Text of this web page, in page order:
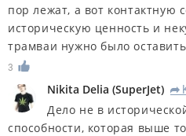
пор лежат, а вот контактную
историческую ценность и
трамваи нужно было
3
Nikita Delia (SuperJet) R
Дело не в
способности, которая выше